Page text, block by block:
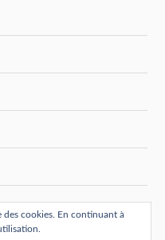
cookies. En continuant à